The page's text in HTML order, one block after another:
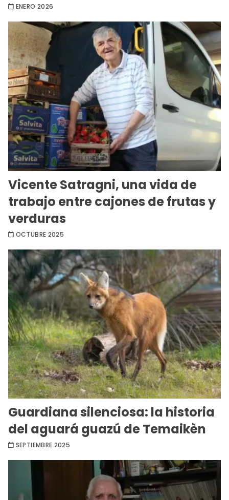
ENERO 2026
Vicente Satragni, una vida de
trabajo entre cajones de frutas y
verduras
OCTUBRE 2025
Guardiana silenciosa: la historia
del aguará guazú de Temaikèn
SEPTIEMBRE 2025